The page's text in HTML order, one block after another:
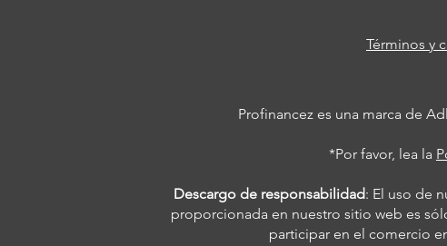
Términos y
Profinancez es una marca de
*Por favor, lea la
Descargo de responsabilidad: El uso de
proporcionada en nuestro sitio web es
participar en el comercio